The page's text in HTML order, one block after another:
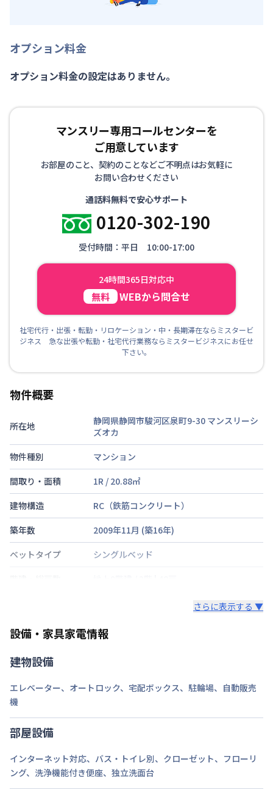
オプション料金
オプション料金の設定はありません。
マンスリー専用コールセンターを
ご用意しています
お部屋のこと、契約のことなどご不明点はお気軽に
お問い合わせください
通話料無料で安心サポート
0120-302-190
受付時間：平日 10:00-17:00
24時間365日対応中
無料 WEBから問合せ
社宅代行・出張・転勤・リロケーション・中・長期滞在ならミスタービ
ジネス 急な出張や転勤・社宅代行業務ならミスタービジネスにお任せ
下さい。
物件概要
所在地 静岡県静岡市駿河区泉町9-30 マンスリーシ
ズオカ
物件種別
マンション
間取り・面積
1R / 20.88㎡
建物構造
RC（鉄筋コンクリート）
築年数
2009年11月 (築16年)
ベットタイプ
シングルベッド
部屋の向き
定員
駐車場
情報更新日 2026年7月25日
さらに表示する ▼
設備・家具家電情報
建物設備
エレベーター、 オートロック、 宅配ボックス、 駐輪場、 自動販売
機
部屋設備
インターネット対応、 バス・トイレ別、 クローゼット、 フローリ
ング、 洗浄機能付き便座、 独立洗面台